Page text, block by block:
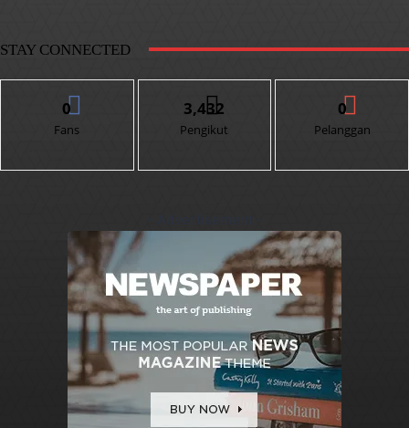
STAY CONNECTED
0
Fans
3,432
Pengikut
0
Pelanggan